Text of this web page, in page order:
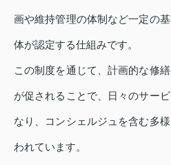
画や維持管理の体制など一定の
体が認定する仕組みです。
この制度を通じて、計画的な修
が促されることで、日々のサー
なり、コンシェルジュを含む多
われています。